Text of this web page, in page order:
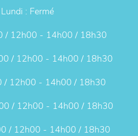
Lundi : Fermé
/ 12h00 - 14h00 / 18h30
/ 12h00 - 14h00 / 18h30
/ 12h00 - 14h00 / 18h30
/ 12h00 - 14h00 / 18h30
/ 12h00 - 14h00 / 18h30